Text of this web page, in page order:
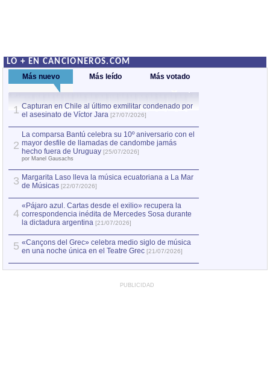
LO + EN CANCIONEROS.COM
Más nuevo Más leído Más votado
1 Capturan en Chile al último exmilitar condenado por
el asesinato de Víctor Jara [27/07/2026]
2
La comparsa Bantú celebra su 10º aniversario con el
mayor desfile de llamadas de candombe jamás
hecho fuera de Uruguay [25/07/2026]
por Manel Gausachs
3 Margarita Laso lleva la música ecuatoriana a La Mar
de Músicas [22/07/2026]
4
«Pájaro azul. Cartas desde el exilio» recupera la
correspondencia inédita de Mercedes Sosa durante
la dictadura argentina [21/07/2026]
5 «Cançons del Grec» celebra medio siglo de música
en una noche única en el Teatre Grec [21/07/2026]
PUBLICIDAD